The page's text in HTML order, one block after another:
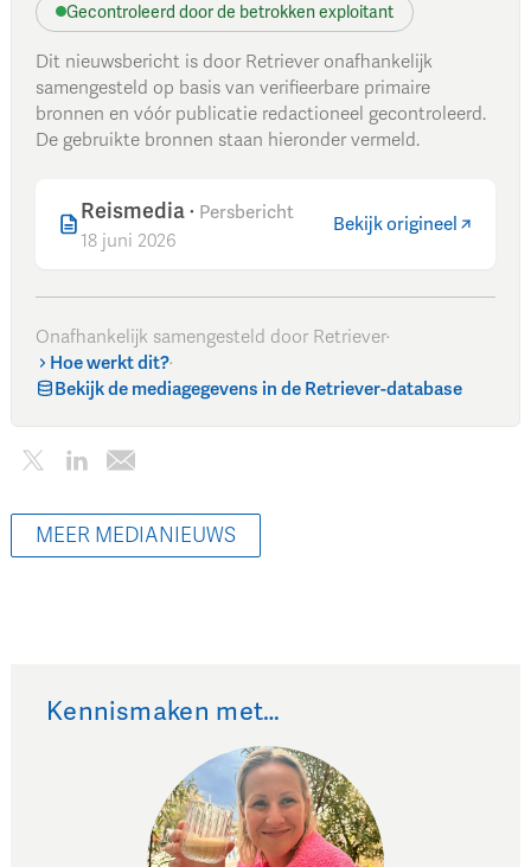
Gecontroleerd door de betrokken exploitant
Dit nieuwsbericht is door Retriever onafhankelijk
samengesteld op basis van verifieerbare primaire
bronnen en vóór publicatie redactioneel gecontroleerd.
De gebruikte bronnen staan hieronder vermeld.
Reismedia· Persbericht
18 juni 2026
Bekijk origineel
Onafhankelijk samengesteld door Retriever·
Hoe werkt dit?·
Bekijk de mediagegevens in de Retriever-database
MEER MEDIANIEUWS
Kennismaken met…